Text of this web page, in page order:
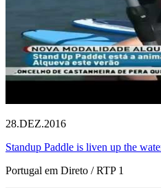
28.DEZ.2016
Standup Paddle is liven up the
Portugal em Direto / RTP 1